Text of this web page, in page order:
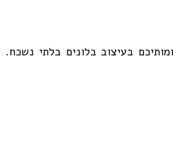
בעיצוב בלונים בלתי נשכח.